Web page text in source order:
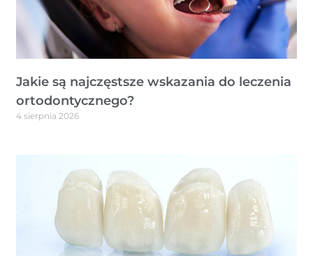
Jakie są najczęstsze wskazania do leczenia
ortodontycznego?
4 sierpnia 2026